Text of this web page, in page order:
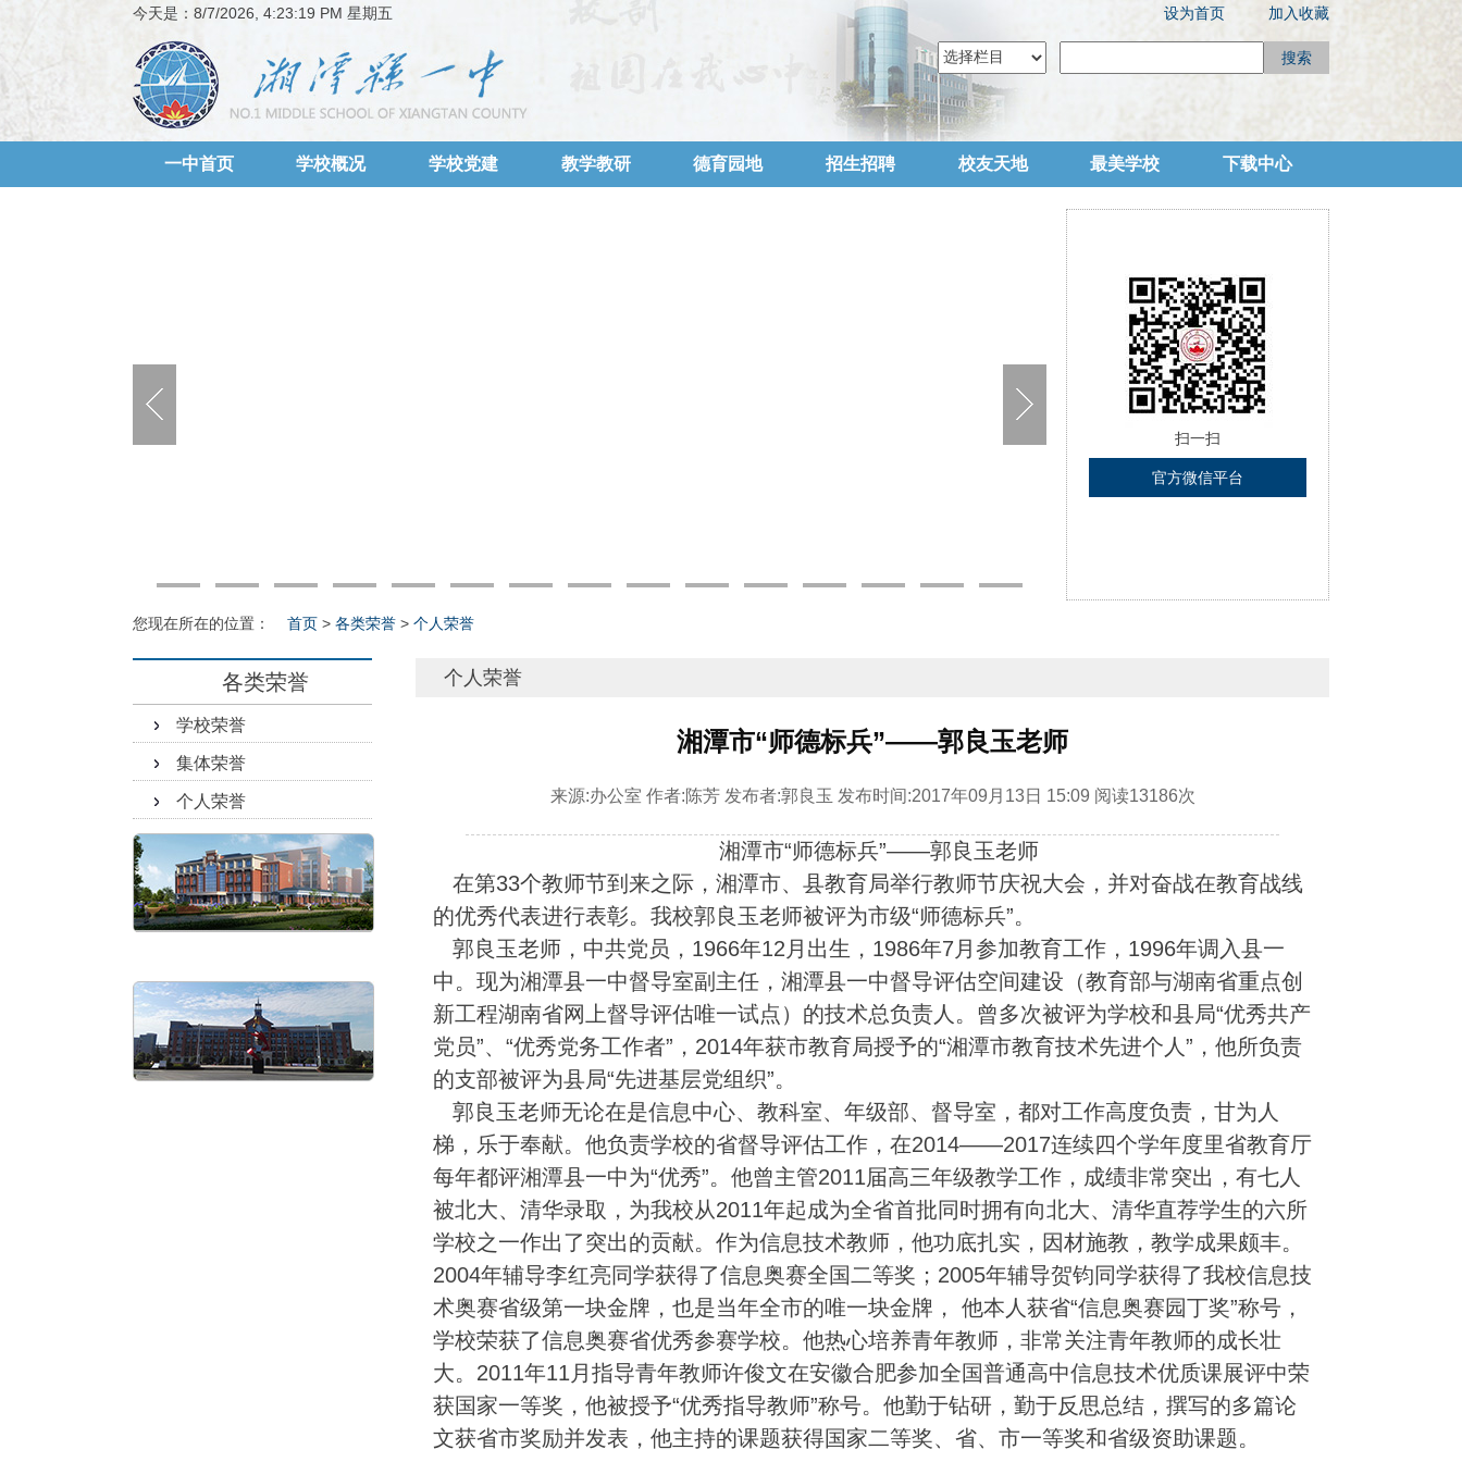
今天是： 8/7/2026, 4:23:20 PM 星期五 设为首页 加入收藏
搜索
一中首页 学校概况 学校党建 教学教研 德育园地 招生招聘 校友天地 最美学校 下载中心
扫一扫
官方微信平台
您现在所在的位置： 首页 > 各类荣誉 > 个人荣誉
各类荣誉
学校荣誉
集体荣誉
个人荣誉
个人荣誉
湘潭市“师德标兵”——郭良玉老师
来源:办公室 作者:陈芳 发布者:郭良玉 发布时间:2017年09月13日 15:09 阅读13186次
湘潭市“师德标兵”——郭良玉老师
在第33个教师节到来之际，湘潭市、县教育局举行教师节庆祝大会，并对奋战在教育战线
的优秀代表进行表彰。我校郭良玉老师被评为市级“师德标兵”。
郭良玉老师，中共党员，1966年12月出生，1986年7月参加教育工作，1996年调入县一
中。现为湘潭县一中督导室副主任，湘潭县一中督导评估空间建设（教育部与湖南省重点创
新工程湖南省网上督导评估唯一试点）的技术总负责人。曾多次被评为学校和县局“优秀共产
党员”、“优秀党务工作者”，2014年获市教育局授予的“湘潭市教育技术先进个人”，他所负责
的支部被评为县局“先进基层党组织”。
郭良玉老师无论在是信息中心、教科室、年级部、督导室，都对工作高度负责，甘为人
梯，乐于奉献。他负责学校的省督导评估工作，在2014——2017连续四个学年度里省教育厅
每年都评湘潭县一中为“优秀”。他曾主管2011届高三年级教学工作，成绩非常突出，有七人
被北大、清华录取，为我校从2011年起成为全省首批同时拥有向北大、清华直荐学生的六所
学校之一作出了突出的贡献。作为信息技术教师，他功底扎实，因材施教，教学成果颇丰。
2004年辅导李红亮同学获得了信息奥赛全国二等奖；2005年辅导贺钧同学获得了我校信息技
术奥赛省级第一块金牌，也是当年全市的唯一块金牌， 他本人获省“信息奥赛园丁奖”称号，
学校荣获了信息奥赛省优秀参赛学校。他热心培养青年教师，非常关注青年教师的成长壮
大。2011年11月指导青年教师许俊文在安徽合肥参加全国普通高中信息技术优质课展评中荣
获国家一等奖，他被授予“优秀指导教师”称号。他勤于钻研，勤于反思总结，撰写的多篇论
文获省市奖励并发表，他主持的课题获得国家二等奖、省、市一等奖和省级资助课题。